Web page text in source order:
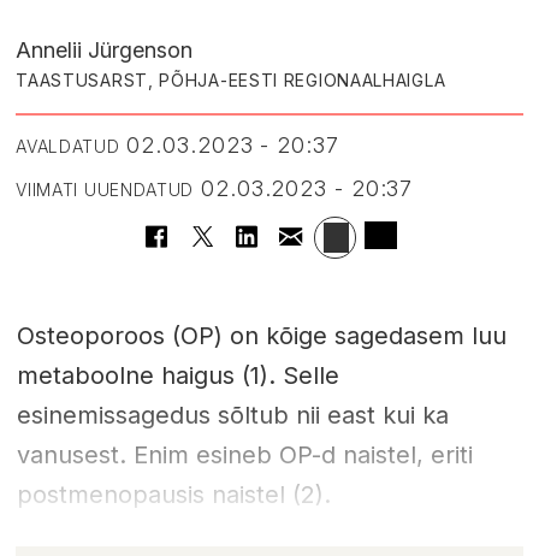
Annelii Jürgenson
TAASTUSARST, PÕHJA-EESTI REGIONAALHAIGLA
AVALDATUD 02.03.2023 - 20:37
VIIMATI UUENDATUD 02.03.2023 - 20:37
Osteoporoos (OP) on kõige sagedasem luu
metaboolne haigus (1). Selle
esinemissagedus sõltub nii east kui ka
vanusest. Enim esineb OP-d naistel, eriti
postmenopausis naistel (2).